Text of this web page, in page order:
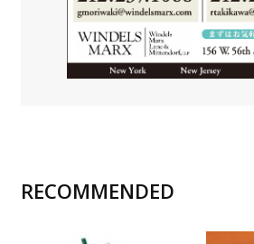
RECOMMENDED